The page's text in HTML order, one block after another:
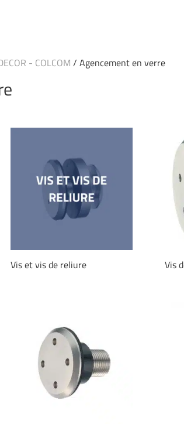
- COLCOM / Agencement en verre
Vis et vis de reliure Vis